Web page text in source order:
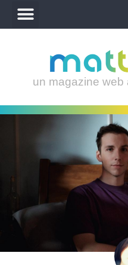
un magazine web